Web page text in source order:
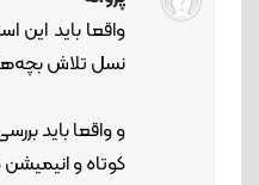
واقعا باید این
نسل تلاش
و واقعا باید
کوتاه و